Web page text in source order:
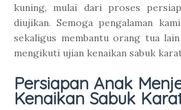
kuning, mulai dari proses
diujikan. Semoga pengalaman
sekaligus membantu orang tua
mengikuti ujian kenaikan sabuk
Persiapan Anak
Kenaikan Sabuk